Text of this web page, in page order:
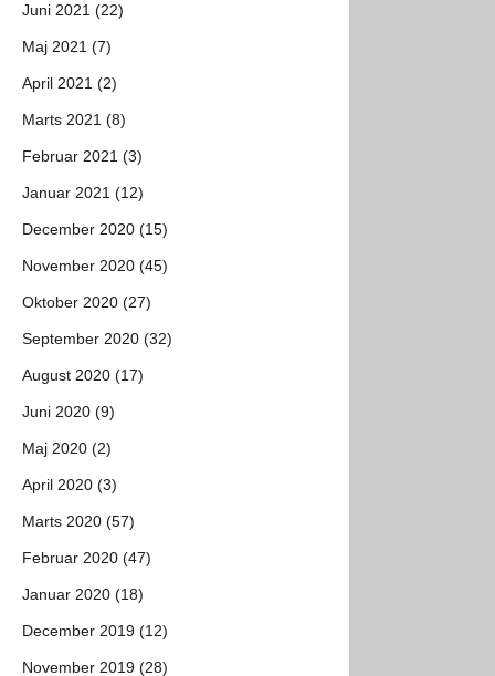
Juni 2021 (22)
Maj 2021 (7)
April 2021 (2)
Marts 2021 (8)
Februar 2021 (3)
Januar 2021 (12)
December 2020 (15)
November 2020 (45)
Oktober 2020 (27)
September 2020 (32)
August 2020 (17)
Juni 2020 (9)
Maj 2020 (2)
April 2020 (3)
Marts 2020 (57)
Februar 2020 (47)
Januar 2020 (18)
December 2019 (12)
November 2019 (28)